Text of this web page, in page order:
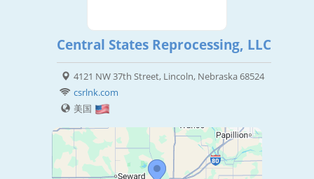
Central States Reprocessing, LLC
4121 NW 37th Street, Lincoln, Nebraska 68524
csrlnk.com
美国